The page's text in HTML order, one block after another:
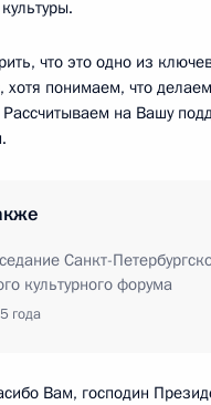
что это одно из
хотя понимаем, что
Рассчитываем на Вашу
Санкт-
культурного форума
года
Вам, господин